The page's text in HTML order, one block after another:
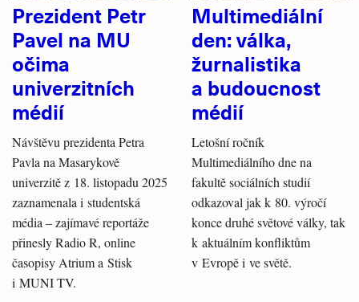
Prezident Petr
Pavel na MU
očima
univerzitních
médií
Návštěvu prezidenta Petra
Pavla na Masarykově
univerzitě z 18. listopadu 2025
zaznamenala i studentská
média – zajímavé reportáže
přinesly Radio R, online
časopisy Atrium a Stisk
i MUNI TV.
Multimediální
den: válka,
žurnalistika
a budoucnost
médií
Letošní ročník
Multimediálního dne na
fakultě sociálních studií
odkazoval jak k 80. výročí
konce druhé světové války, tak
k aktuálním konfliktům
v Evropě i ve světě.